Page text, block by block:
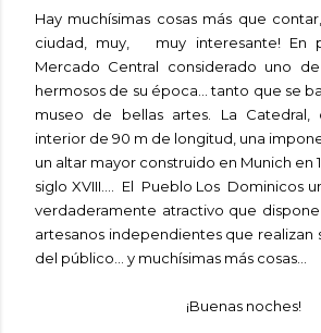
Hay muchísimas cosas más que
ciudad, muy, muy interesante! En
Mercado Central considerado uno
hermosos de su época... tanto que se
museo de bellas artes. La Catedral,
interior de 90 m de longitud, una
un altar mayor construido en Munich en
siglo XVIII.... El Pueblo Los Dominicos
verdaderamente atractivo que
artesanos independientes que realizan
del público... y muchísimas más cosas...
¡Buenas noches!